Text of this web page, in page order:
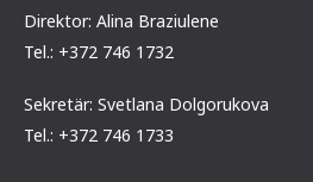
Direktor: Alina Braziulene
Tel.: +372 746 1732
Sekretär: Svetlana Dolgorukova
Tel.: +372 746 1733